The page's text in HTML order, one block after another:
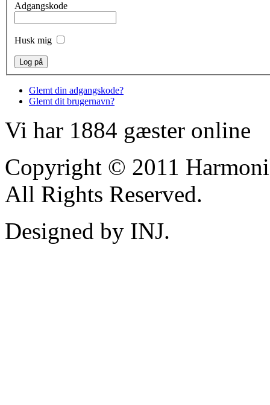
Adgangskode
Husk mig
Glemt din adgangskode?
Glemt dit brugernavn?
Vi har 1884 gæster online
Copyright © 2011
All Rights Reserved.
Designed by INJ.